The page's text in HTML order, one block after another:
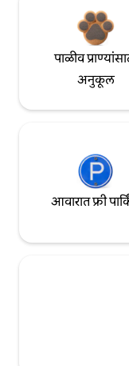
पाळीव
अनुकूल
आवारात फ्री